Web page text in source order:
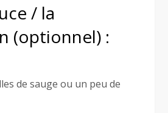
/ la
(optionnel) :
de sauge ou un peu de